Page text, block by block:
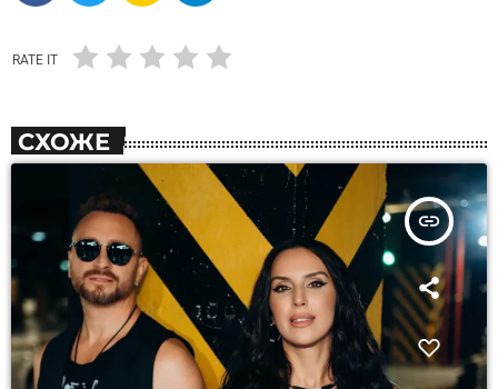
RATE IT
СХОЖЕ
insert_link